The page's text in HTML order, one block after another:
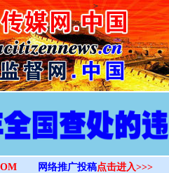
>
网络推广投稿点击进入>>>